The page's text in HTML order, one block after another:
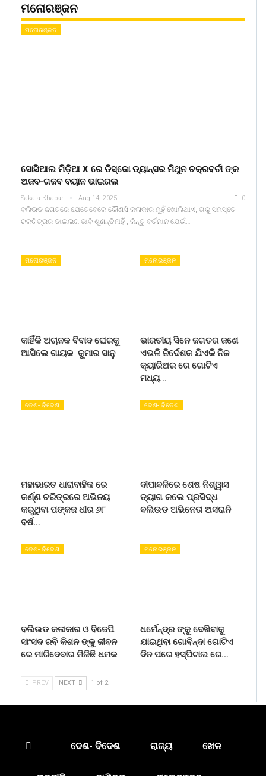
ମନୋରଞ୍ଜନ
ମନୋରଞ୍ଜନ
ସୋସିଆଲ ମିଡ଼ିଆ X ରେ ଡିସ୍କୋ ଡ୍ୟାନ୍ସର ମିଥୁନ ଚକ୍ରବର୍ତୀ ଙ୍କ
ଅଜବ-ଗଜବ ବୟାନ ଭାଇରଲ
Sakala Khabar Aug 14, 2025 0
ବଲିଉଡ ଜଗତରେ ଯେତେବେଳେ କୌଣସି କଳାକାର ମୁହଁ ଖୋଲିଥାଏ, ତାକୁ ସମସ୍ତେ
ଚଳଚିତ୍ରର ଡାଇଲଗ ଭାବି ଶୁଣନ୍ତିନାହିଁ , କିନ୍ତୁ ବର୍ତମାନ ଯେଉଁ…
ମନୋରଞ୍ଜନ
କାହିଁକି ଅଚାନକ ବିବାଦ ଘେରକୁ
ଆସିଲେ ଗାୟକ କୁମାର ସାନୁ
ମନୋରଞ୍ଜନ
ଭାରତୀୟ ସିନେ ଜଗତର ଜଣେ
ଏଭଳି ନିର୍ଦେଶକ ଯିଏକି ନିଜ
କ୍ୟାରିଅର ରେ ଗୋଟିଏ
ମଧ୍ୟ…
ଦେଶ- ବିଦେଶ
ମହାଭାରତ ଧାରାବାହିକ ରେ
କର୍ଣ୍ଣ ଚରିତ୍ରରେ ଅଭିନୟ
କରୁଥିବା ପଙ୍କଜ ଧୀର ୬୮
ବର୍ଷ…
ଦେଶ- ବିଦେଶ
ଦୀପାବଳିରେ ଶେଷ ନିଶ୍ୱାସ
ତ୍ୟାଗ କଲେ ପ୍ରସିଦ୍ଧ
ବଲିଉଡ ଅଭିନେତା ଅସରାନି
ଦେଶ- ବିଦେଶ
ବଲିଉଡ କଳାକାର ଓ ବିଜେପି
ସାଂସଦ ରବି କିଶନ ଙ୍କୁ ଜୀବନ
ରେ ମାରିଦେବାର ମିଳିଛି ଧମକ
ମନୋରଞ୍ଜନ
ଧର୍ମେନ୍ଦ୍ର ଙ୍କୁ ଦେଖିବାକୁ
ଯାଇଥିବା ଗୋବିନ୍ଦା ଗୋଟିଏ
ଦିନ ପରେ ହସ୍ପିଟାଲ ରେ…
PREV NEXT 1 of 2
ଦେଶ- ବିଦେଶ ରାଜ୍ୟ ଖେଳ